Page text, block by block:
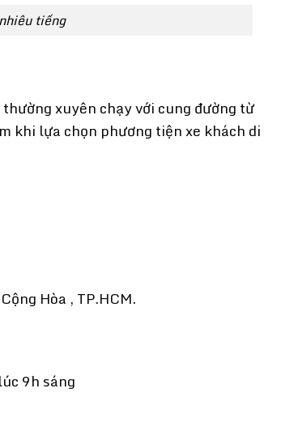
tiếng
xuyên chạy với cung đường từ
khi lựa chọn phương tiện xe khách di
Hòa , TP.HCM.
9h sáng